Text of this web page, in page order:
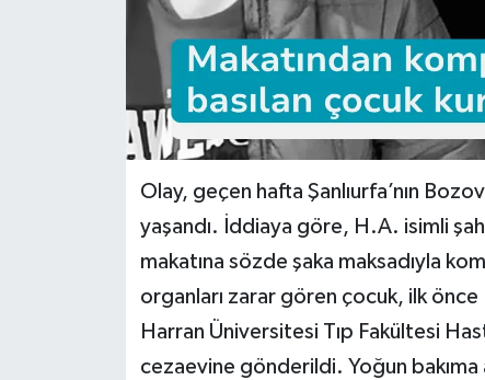
Olay, geçen hafta Şanlıurfa’nın
yaşandı. İddiaya göre, H.A. isimli
makatına sözde şaka maksadıyla
organları zarar gören çocuk, ilk
Harran Üniversitesi Tıp Fakültesi
cezaevine gönderildi. Yoğun bakıma